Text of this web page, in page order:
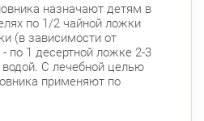
назначают детям в
по 1/2 чайной ложки
(в зависимости от
по 1 десертной ложке 2-3
водой. С лечебной целью
применяют по